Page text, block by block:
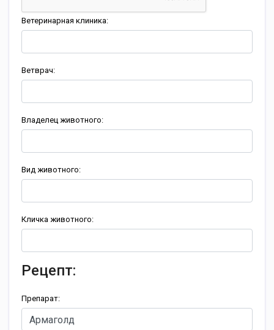
Ветеринарная клиника:
Ветврач:
Владелец животного:
Вид животного:
Кличка животного:
Рецепт:
Препарат: